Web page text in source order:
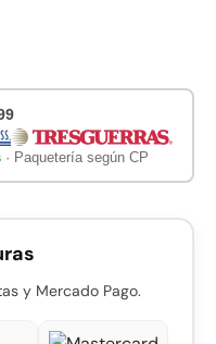
· Paquetería según CP
y Mercado Pago.